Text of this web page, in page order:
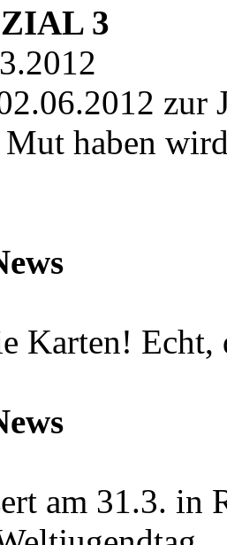
3
zur
haben
Karten! Echt,
am 31.3. in